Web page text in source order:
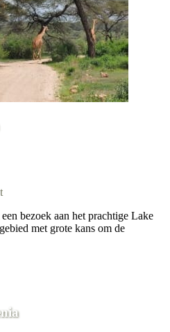
bezoek aan het prachtige Lake
met grote kans om de